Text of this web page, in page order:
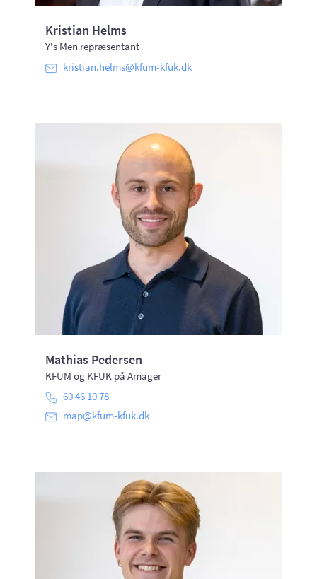
Kristian Helms
Y's Men repræsentant
kristian.helms@kfum-kfuk.dk
Mathias Pedersen
KFUM og KFUK på Amager
60 46 10 78
map@kfum-kfuk.dk